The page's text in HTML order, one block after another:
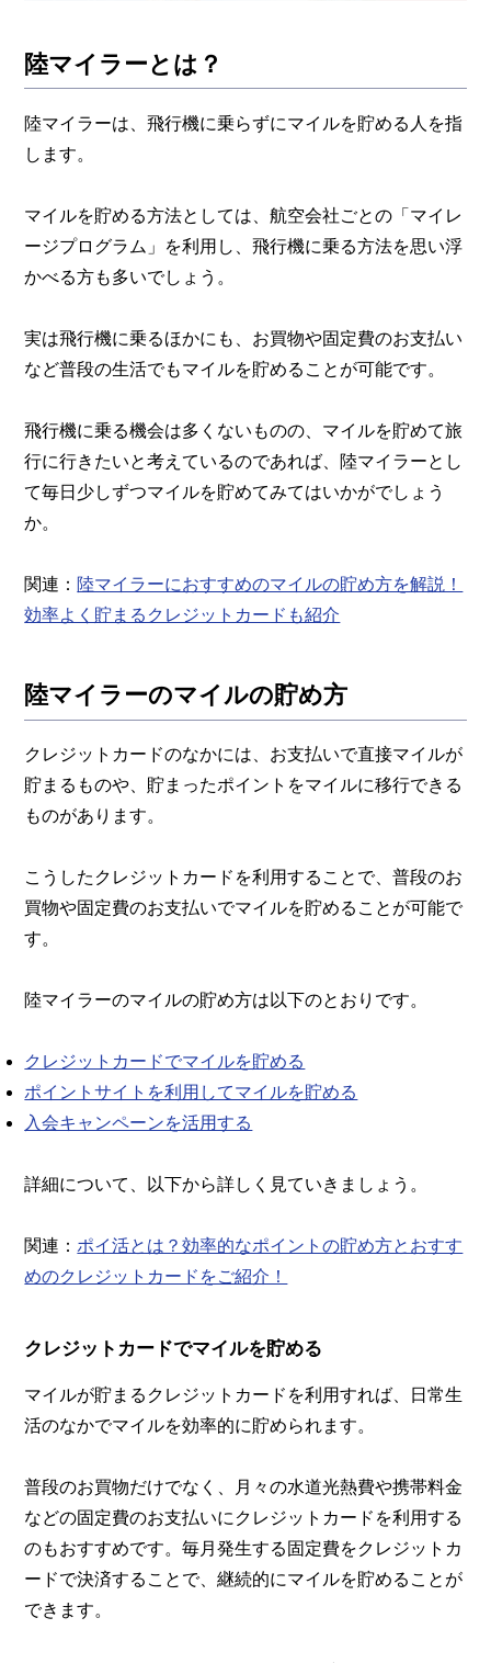
陸マイラーとは？
陸マイラーは、飛行機に乗らずにマイルを貯める人を指
します。
マイルを貯める方法としては、航空会社ごとの「マイレ
ージプログラム」を利用し、飛行機に乗る方法を思い浮
かべる方も多いでしょう。
実は飛行機に乗るほかにも、お買物や固定費のお支払い
など普段の生活でもマイルを貯めることが可能です。
飛行機に乗る機会は多くないものの、マイルを貯めて旅
行に行きたいと考えているのであれば、陸マイラーとし
て毎日少しずつマイルを貯めてみてはいかがでしょう
か。
関連： 陸マイラーにおすすめのマイルの貯め方を解説！
効率よく貯まるクレジットカードも紹介
陸マイラーのマイルの貯め方
クレジットカードのなかには、お支払いで直接マイルが
貯まるものや、貯まったポイントをマイルに移行できる
ものがあります。
こうしたクレジットカードを利用することで、普段のお
買物や固定費のお支払いでマイルを貯めることが可能で
す。
陸マイラーのマイルの貯め方は以下のとおりです。
クレジットカードでマイルを貯める
ポイントサイトを利用してマイルを貯める
入会キャンペーンを活用する
詳細について、以下から詳しく見ていきましょう。
関連： ポイ活とは？効率的なポイントの貯め方とおすす
めのクレジットカードをご紹介！
クレジットカードでマイルを貯める
マイルが貯まるクレジットカードを利用すれば、日常生
活のなかでマイルを効率的に貯められます。
普段のお買物だけでなく、月々の水道光熱費や携帯料金
などの固定費のお支払いにクレジットカードを利用する
のもおすすめです。毎月発生する固定費をクレジットカ
ードで決済することで、継続的にマイルを貯めることが
できます。